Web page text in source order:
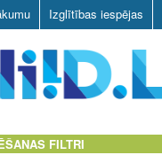
Izglītības iespējas
FILTRI